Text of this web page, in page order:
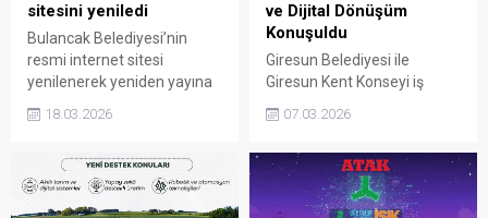
sitesini yeniledi
Bulancak Belediyesi’nin
resmi internet sitesi
yenilenerek yeniden yayına
tarafından yapılan
hızlı, erişilebilir ve kullanıcı
dostu bir yapıya
kavuşturulduğu belirtildi.
18.03.2026
ve Dijital Dönüşüm
Konuşuldu
Giresun Belediyesi ile
Giresun Kent Konseyi iş
Emekçi Kadınlar Günü
programda “Kadın
Emeğinde Dijital Dönüşüm”
konusu ele alındı. Etkinlikte
07.03.2026